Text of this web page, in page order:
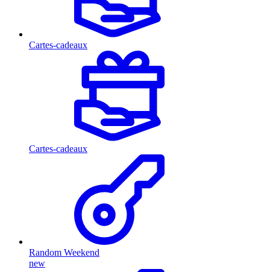
Cartes-cadeaux
Cartes-cadeaux
Random Weekend
new